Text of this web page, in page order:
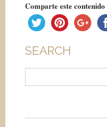
Comparte este
SEARCH